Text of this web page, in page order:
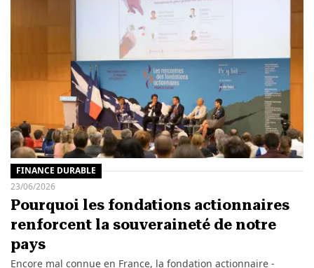
FINANCE DURABLE
23/06/2026
Pourquoi les fondations actionnaires
renforcent la souveraineté de notre
pays
Encore mal connue en France, la fondation actionnaire -